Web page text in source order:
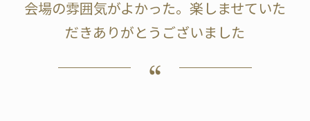
会場の雰囲気がよかった。楽しませていた
だきありがとうございました